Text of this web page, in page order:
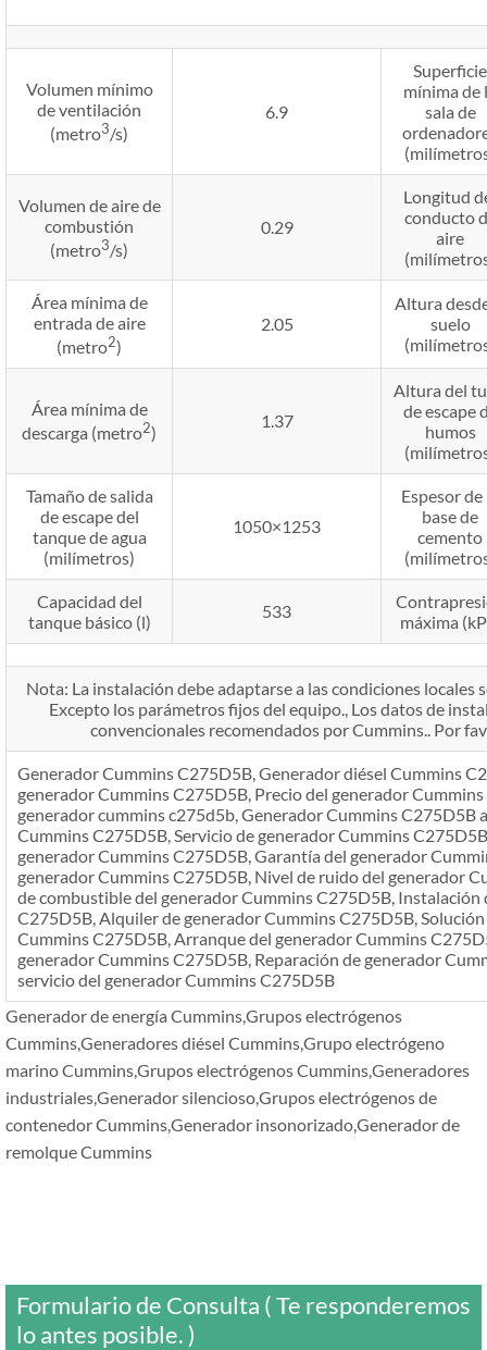
Volumen mínimo
de ventilación
(metro3/s)
6.9
Superficie
mínima de
sala de
Volumen de aire de
combustión
(metro3/s)
0.29
Longitud
conducto
aire
Área mínima de
entrada de aire
(metro2)
2.05
Altura
suelo
Área mínima de
descarga (metro2)
1.37
Altura del
de escape
humos
Tamaño de salida
de escape del
tanque de agua
(milímetros)
1050×1253
Espesor de
base de
cemento
Capacidad del
tanque básico (l)
533
máxima
Nota: La instalación debe adaptarse a las condiciones locales
Excepto los parámetros fijos del equipo., Los datos de
convencionales recomendados por Cummins.. Por
Generador Cummins C275D5B, Generador diésel Cummins
generador Cummins C275D5B, Precio del generador
generador cummins c275d5b, Generador Cummins C275D5B
Cummins C275D5B, Servicio de generador Cummins
generador Cummins C275D5B, Garantía del generador
generador Cummins C275D5B, Nivel de ruido del generador
de combustible del generador Cummins C275D5B, Instalación
C275D5B, Alquiler de generador Cummins C275D5B,
Cummins C275D5B, Arranque del generador Cummins
generador Cummins C275D5B, Reparación de generador
servicio del generador Cummins C275D5B
Generador de energía Cummins,Grupos electrógenos
Cummins,Generadores diésel Cummins,Grupo electrógeno
marino Cummins,Grupos electrógenos Cummins,Generadores
industriales,Generador silencioso,Grupos electrógenos de
contenedor Cummins,Generador insonorizado,Generador de
remolque Cummins
Formulario de Consulta ( Te responderemos
lo antes posible. )